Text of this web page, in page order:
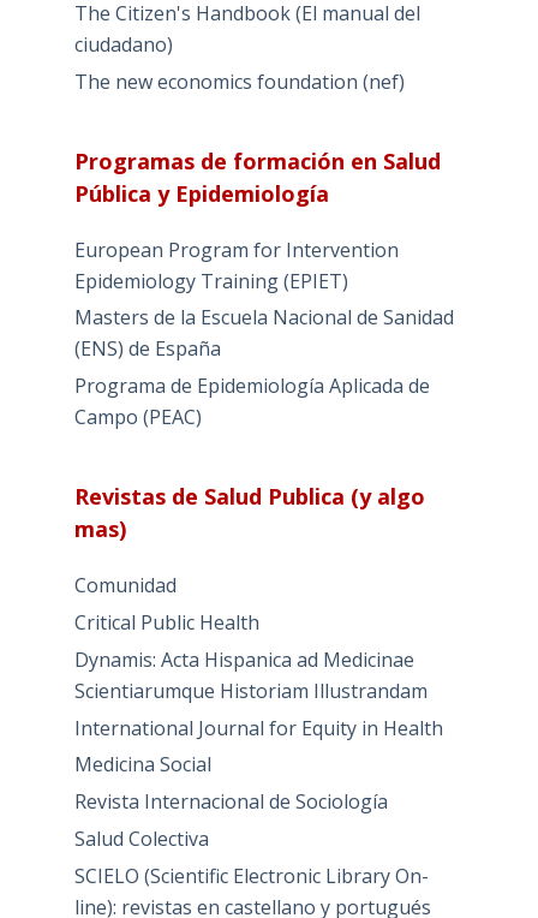
The Citizen's Handbook (El manual del
ciudadano)
The new economics foundation (nef)
Programas de formación en Salud
Pública y Epidemiología
European Program for Intervention
Epidemiology Training (EPIET)
Masters de la Escuela Nacional de Sanidad
(ENS) de España
Programa de Epidemiología Aplicada de
Campo (PEAC)
Revistas de Salud Publica (y algo
mas)
Comunidad
Critical Public Health
Dynamis: Acta Hispanica ad Medicinae
Scientiarumque Historiam Illustrandam
International Journal for Equity in Health
Medicina Social
Revista Internacional de Sociología
Salud Colectiva
SCIELO (Scientific Electronic Library On-
line): revistas en castellano y portugués